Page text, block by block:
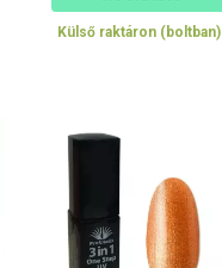
Külső raktáron (boltban)